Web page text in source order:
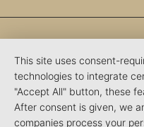
This site uses consent-
technologies to integrate
"Accept All" button, these
After consent is given, we
companies process your